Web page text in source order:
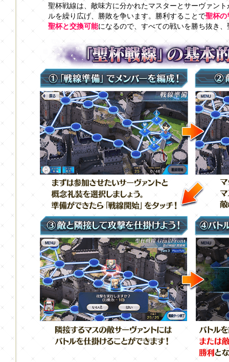
聖杯戦線は、敵味方に分かれたマスターとサーヴァン
ルを繰り広げ、勝敗を争います。勝利することで聖杯の
聖杯と交換可能になるので、すべての戦いを勝ち抜き